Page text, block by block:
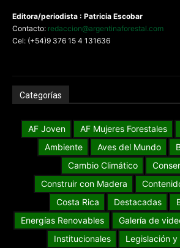
Editora/periodista : Patricia Escobar
Contacto: redaccion@argentinaforestal.com
Cel: (+54)9 376 15 4 131636
Categorías
AF Joven AF Mujeres Forestales
Ambiente
Aves del Mundo
Cambio Climático
Construir con Madera
Costa Rica
Destacadas
Energías Renovables
Galería de
Institucionales
Legislación